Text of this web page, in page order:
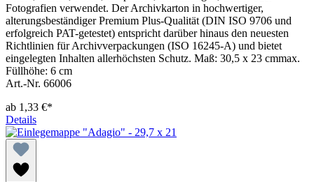
Fotografien verwendet. Der Archivkarton in hochwertiger,
alterungsbeständiger Premium Plus-Qualität (DIN ISO 9706 und
erfolgreich PAT-getestet) entspricht darüber hinaus den neuesten
Richtlinien für Archivverpackungen (ISO 16245-A) und bietet
eingelegten Inhalten allerhöchsten Schutz. Maß: 30,5 x 23 cmmax.
Füllhöhe: 6 cm
Art.-Nr. 66006
ab 1,33 €*
Details